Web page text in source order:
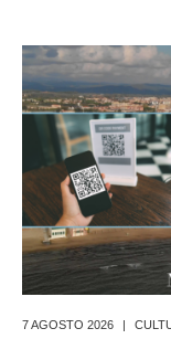
7 AGOSTO 2026 |